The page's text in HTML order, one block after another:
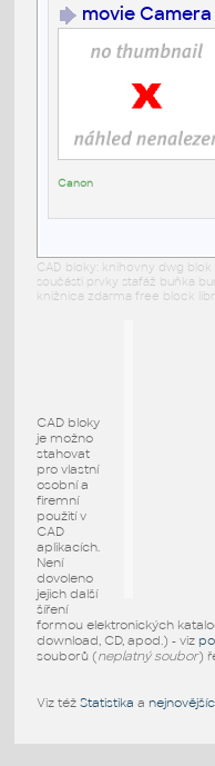
movie Camera
Canon
CAD bloky: knihovny dwg
součásti prvky stafáž buňka
knižnica zdarma free block
CAD bloky
je možno
stahovat
pro vlastní
osobní a
firemní
použití v
CAD
aplikacích.
Není
dovoleno
jejich další
šíření
formou elektronických
download, CD, apod.) - viz
souborů (neplatný soubor)
Viz též Statistika a